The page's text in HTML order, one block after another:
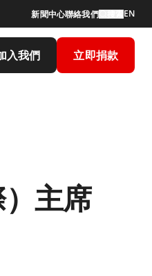
新聞中心聯絡我們 EN
入我們 立即捐款
主席